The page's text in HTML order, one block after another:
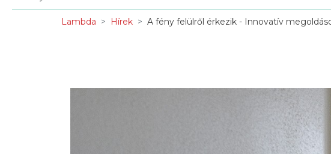
Lambda Hírek A fény felülről érkezik - Innovatív